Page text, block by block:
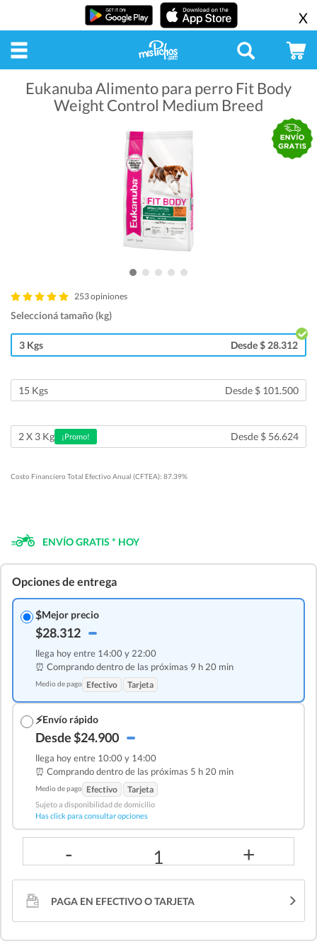
X
Eukanuba Alimento para perro Fit Body
Weight Control Medium Breed
253 opiniones
Seleccioná tamaño (kg)
3 Kgs Desde $ 28.312
15 Kgs Desde $ 101.500
2 X 3 Kg ¡Promo! Desde $ 56.624
Costo Financiero Total Efectivo Anual (CFTEA): 87.39%
ENVÍO GRATIS * HOY
Opciones de entrega
$Mejor precio
$28.312
llega hoy entre 14:00 y 22:00
⏰ Comprando dentro de las próximas 9 h 20 min
Medio de pago Efectivo Tarjeta
⚡Envío rápido
Desde $24.900
llega hoy entre 10:00 y 14:00
⏰ Comprando dentro de las próximas 5 h 20 min
Medio de pago Efectivo Tarjeta
Sujeto a disponibilidad de domicilio
Has click para consultar opciones
- 1 +
PAGA EN EFECTIVO O TARJETA